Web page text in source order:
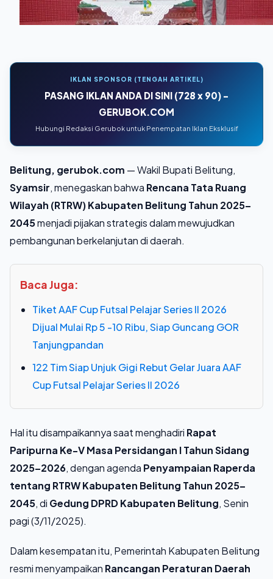
IKLAN SPONSOR (TENGAH ARTIKEL)
PASANG IKLAN ANDA DI SINI (728 x 90) -
GERUBOK.COM
Hubungi Redaksi Gerubok untuk Penempatan Iklan Eksklusif
Belitung, gerubok.com — Wakil Bupati Belitung,
Syamsir, menegaskan bahwa Rencana Tata Ruang
Wilayah (RTRW) Kabupaten Belitung Tahun 2025–
2045menjadi pijakan strategis dalam mewujudkan
pembangunan berkelanjutan di daerah.
Baca Juga:
Tiket AAF Cup Futsal Pelajar Series II 2026
Dijual Mulai Rp 5 -10 Ribu, Siap Guncang GOR
Tanjungpandan
122 Tim Siap Unjuk Gigi Rebut Gelar Juara AAF
Cup Futsal Pelajar Series II 2026
Hal itu disampaikannya saat menghadiri Rapat
Paripurna Ke-V Masa Persidangan I Tahun Sidang
2025–2026, dengan agenda Penyampaian Raperda
tentang RTRW Kabupaten Belitung Tahun 2025–
2045, di Gedung DPRD Kabupaten Belitung, Senin
pagi (3/11/2025).
Dalam kesempatan itu, Pemerintah Kabupaten Belitung
resmi menyampaikan Rancangan Peraturan Daerah